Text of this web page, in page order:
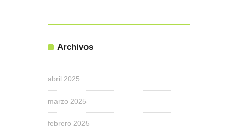
Archivos
abril 2025
marzo 2025
febrero 2025